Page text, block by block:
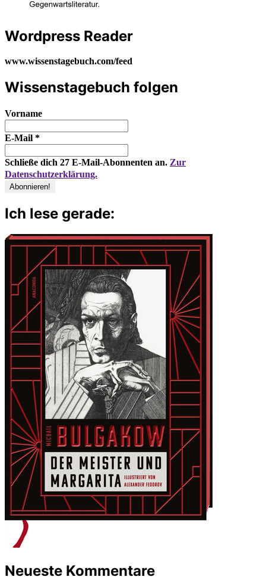
Wordpress Reader
www.wissenstagebuch.com/feed
Wissenstagebuch folgen
Vorname
E-Mail *
Schließe dich 27 E-Mail-Abonnenten an. Zur
Datenschutzerklärung.
Ich lese gerade:
Neueste Kommentare